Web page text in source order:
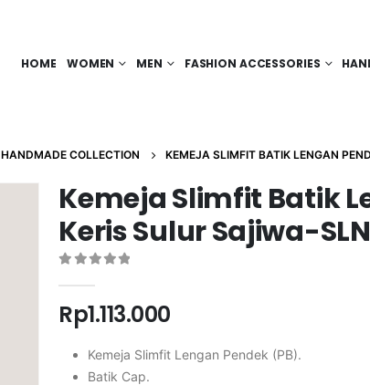
HOME WOMEN MEN FASHION ACCESSORIES
HANDMADE COLLECTION KEMEJA SLIMFIT BATIK LENGAN
Kemeja Slimfit Batik
Keris Sulur Sajiwa-SLN
Rp1.113.000
Kemeja Slimfit Lengan Pendek (PB).
Batik Cap.